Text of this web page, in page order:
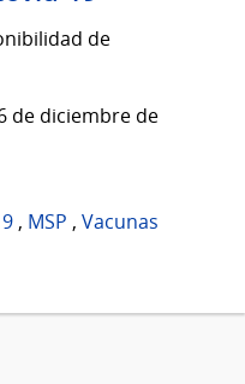
de
de diciembre de
, MSP , Vacunas